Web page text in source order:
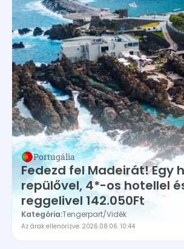
Portugália
Fedezd fel Madeirát! Egy
repülővel, 4*-os hotellel
reggelivel 142.050Ft
Kategória:Tengerpart/Vidék
Az árak ellenőrizve: 2026.08.06. 10:44